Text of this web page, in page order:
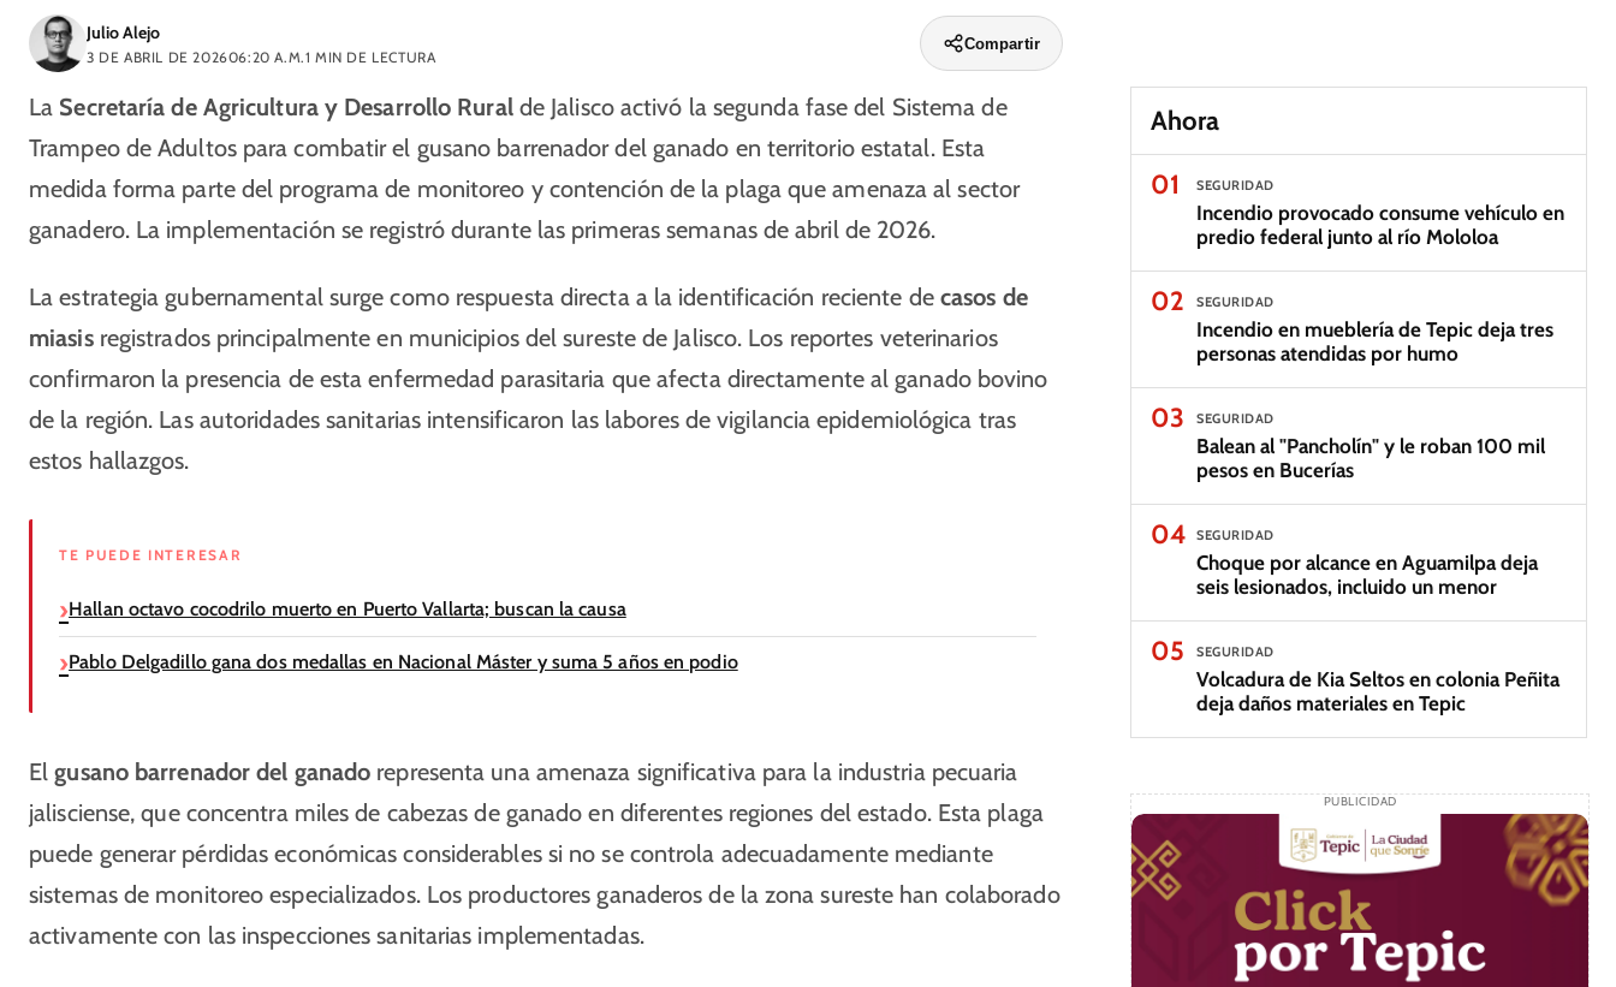
Julio Alejo
3 DE ABRIL DE 202606:20 A.M.1 MIN DE LECTURA
Compartir
La Secretaría de Agricultura y Desarrollo Ruralde Jalisco activó la segunda fase del Sistema de
Trampeo de Adultos para combatir el gusano barrenador del ganado en territorio estatal. Esta
medida forma parte del programa de monitoreo y contención de la plaga que amenaza al sector
ganadero. La implementación se registró durante las primeras semanas de abril de 2026.
La estrategia gubernamental surge como respuesta directa a la identificación reciente de casos de
miasisregistrados principalmente en municipios del sureste de Jalisco. Los reportes veterinarios
confirmaron la presencia de esta enfermedad parasitaria que afecta directamente al ganado bovino
de la región. Las autoridades sanitarias intensificaron las labores de vigilancia epidemiológica tras
estos hallazgos.
TE PUEDE INTERESAR
Hallan octavo cocodrilo muerto en Puerto Vallarta; buscan la causa
Pablo Delgadillo gana dos medallas en Nacional Máster y suma 5 años en podio
Elgusano barrenador del ganado representa una amenaza significativa para la industria pecuaria
jalisciense, que concentra miles de cabezas de ganado en diferentes regiones del estado. Esta plaga
puede generar pérdidas económicas considerables si no se controla adecuadamente mediante
sistemas de monitoreo especializados. Los productores ganaderos de la zona sureste han colaborado
activamente con las inspecciones sanitarias implementadas.
Ahora
01
SEGURIDAD
Incendio provocado consume vehículo en
predio federal junto al río Mololoa
02 SEGURIDAD
Incendio en mueblería de Tepic deja tres
personas atendidas por humo
03 SEGURIDAD
Balean al "Pancholín" y le roban 100 mil
pesos en Bucerías
04 SEGURIDAD
Choque por alcance en Aguamilpa deja
seis lesionados, incluido un menor
05 SEGURIDAD
Volcadura de Kia Seltos en colonia Peñita
deja daños materiales en Tepic
PUBLICIDAD